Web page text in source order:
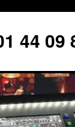
44 09